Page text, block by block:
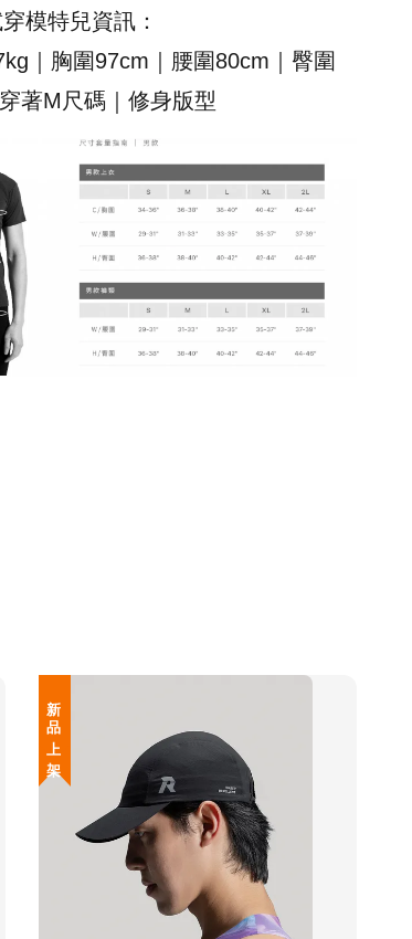
模特兒資訊：
｜胸圍97cm｜腰圍80cm｜臀圍
著M尺碼｜修身版型
新 品 上 架